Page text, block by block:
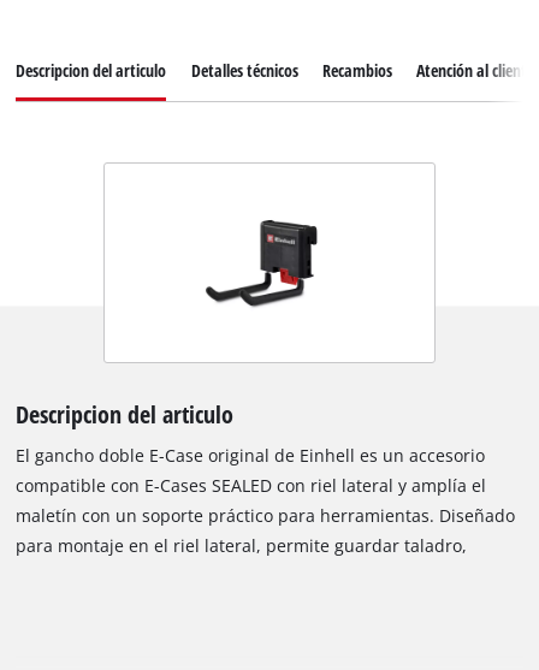
Descripcion del articulo Detalles técnicos Recambios Atención al cliente
Descripcion del articulo
El gancho doble E-Case original de Einhell es un accesorio
compatible con E-Cases SEALED con riel lateral y amplía el
maletín con un soporte práctico para herramientas. Diseñado
para montaje en el riel lateral, permite guardar taladro,